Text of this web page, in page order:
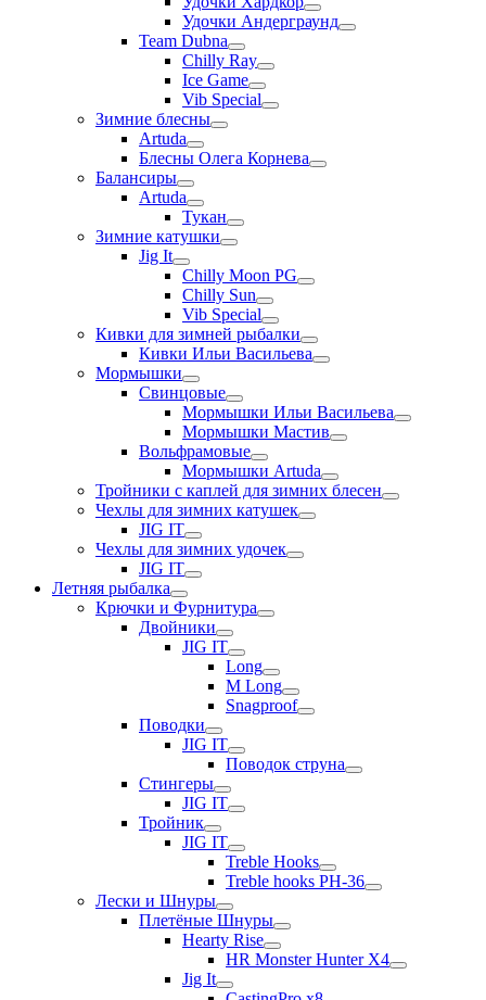
Удочки Андерграунд
Team Dubna
Chilly Ray
Ice Game
Vib Special
Зимние блесны
Artuda
Блесны Олега Корнева
Балансиры
Artuda
Тукан
Зимние катушки
Jig It
Chilly Moon PG
Chilly Sun
Vib Special
Кивки для зимней рыбалки
Кивки Ильи Васильева
Мормышки
Свинцовые
Мормышки Ильи Васильева
Мормышки Мастив
Вольфрамовые
Мормышки Artuda
Тройники с каплей для зимних блесен
Чехлы для зимних катушек
JIG IT
Чехлы для зимних удочек
JIG IT
Летняя рыбалка
Крючки и Фурнитура
Двойники
JIG IT
Long
M Long
Snagproof
Поводки
JIG IT
Поводок струна
Стингеры
JIG IT
Тройник
JIG IT
Treble Hooks
Treble hooks PH-36
Лески и Шнуры
Плетёные Шнуры
Hearty Rise
HR Monster Hunter X4
Jig It